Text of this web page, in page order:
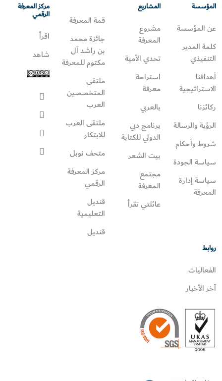
المؤسسة
عن المؤسسة
كلمة المدير
التنفيذي
أهدافنا
الاستراتيجية
ركائزنا
الرؤية والرسالة
شروط وأحكام
سياسة الجودة
سياسة إدارة
المعرفة
المشاريع
مشروع
المعرفة
تحدي الأمية
استراحة
معرفة
بالعربي
برنامج دبي
الدولي للكتابة
بيت الشعر
مجتمع
المعرفة
عائلتي تقرأ‎
قمة المعرفة
جائزة محمد
بن راشد آل
مكتوم للمعرفة
ملتقى
المتخصصين
العرب
ملتقى العرب
للابتكار
متحف نوبل
مركز المعرفة
الرقمي
قنديل
التعليمية
قنديل
مركز المعرفة
الرقمي
اقرأ
شاهد
روابط
الفعاليات
آخر الأخبار